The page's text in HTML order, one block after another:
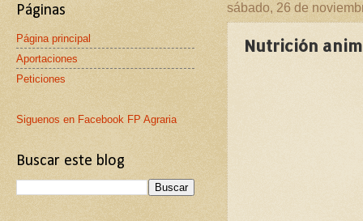
sábado, 26 de
Nutrición
Páginas
Página principal
Aportaciones
Peticiones
Siguenos en Facebook FP Agraria
Buscar este blog